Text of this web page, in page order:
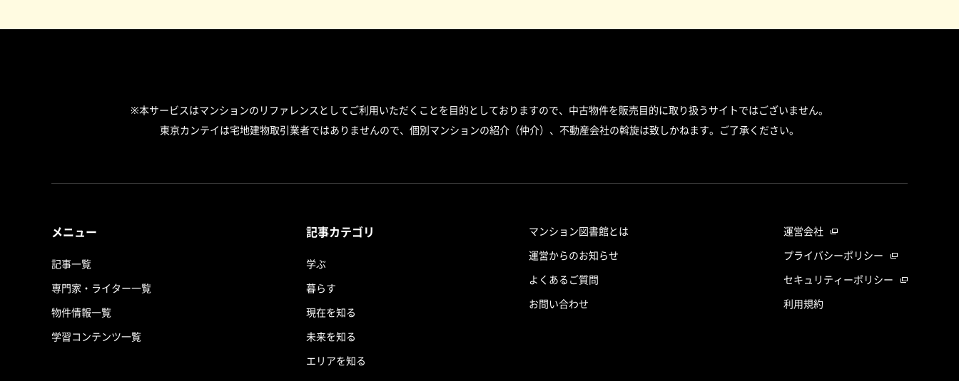
※本サービスはマンションのリファレンスとしてご利用いただくことを目的としておりますので、中古物件を販売目的に取り扱うサイトではございません。
東京カンテイは宅地建物取引業者ではありませんので、個別マンションの紹介（仲介）、不動産会社の斡旋は致しかねます。ご了承ください。
メニュー
記事一覧
専門家・ライター一覧
物件情報一覧
学習コンテンツ一覧
記事カテゴリ
学ぶ
暮らす
現在を知る
未来を知る
エリアを知る
マンション図書館とは
運営からのお知らせ
よくあるご質問
お問い合わせ
運営会社
プライバシーポリシー
セキュリティーポリシー
利用規約